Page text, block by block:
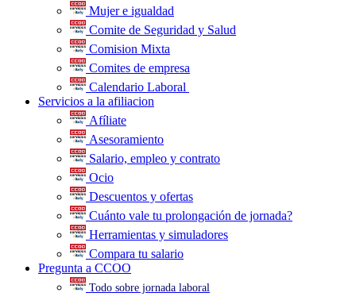
Mujer e igualdad
Comite de Seguridad y Salud
Comision Mixta
Comites de empresa
Calendario Laboral
Servicios a la afiliacion
Afíliate
Asesoramiento
Salario, empleo y contrato
Ocio
Descuentos y ofertas
Cuánto vale tu prolongación de jornada?
Herramientas y simuladores
Compara tu salario
Pregunta a CCOO
Todo sobre jornada laboral